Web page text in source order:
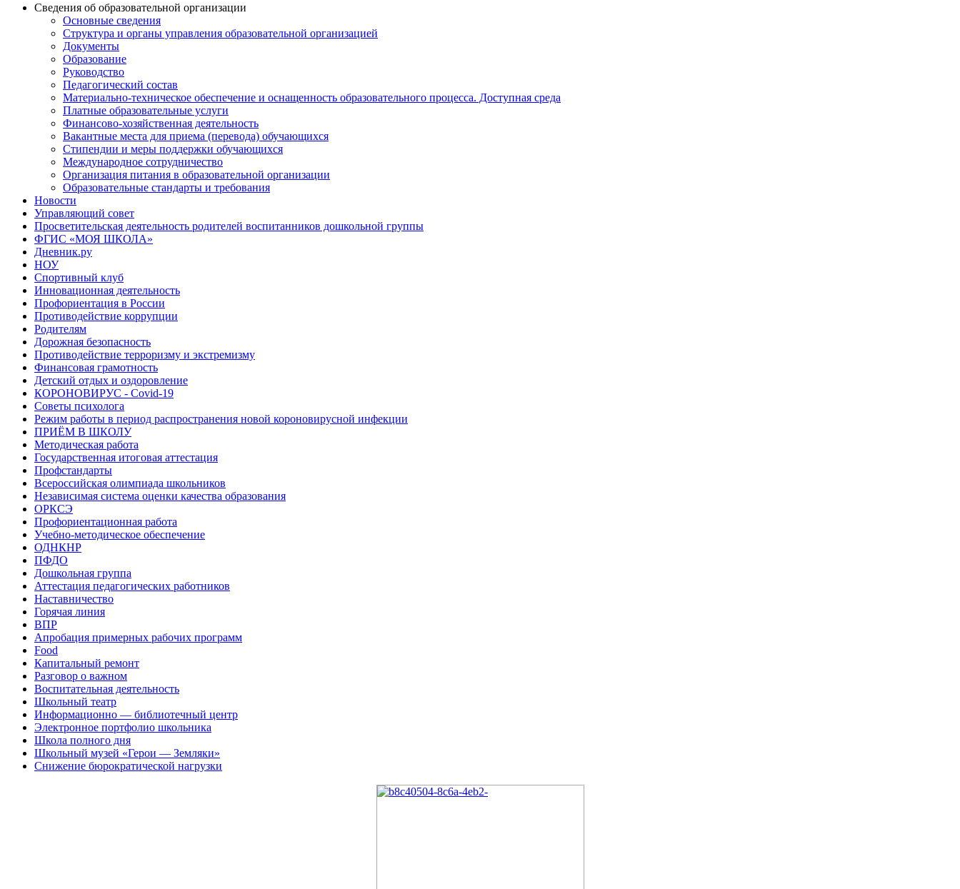
Сведения об образовательной организации
Основные сведения
Структура и органы управления образовательной организацией
Документы
Образование
Руководство
Педагогический состав
Материально-техническое обеспечение и оснащенность образовательного процесса. Доступная среда
Платные образовательные услуги
Финансово-хозяйственная деятельность
Вакантные места для приема (перевода) обучающихся
Стипендии и меры поддержки обучающихся
Международное сотрудничество
Организация питания в образовательной организации
Образовательные стандарты и требования
Новости
Управляющий совет
Просветительская деятельность родителей воспитанников дошкольной группы
ФГИС «МОЯ ШКОЛА»
Дневник.ру
НОУ
Спортивный клуб
Инновационная деятельность
Профориентация в России
Противодействие коррупции
Родителям
Дорожная безопасность
Противодействие терроризму и экстремизму
Финансовая грамотность
Детский отдых и оздоровление
КОРОНОВИРУС - Covid-19
Советы психолога
Режим работы в период распространения новой короновирусной инфекции
ПРИЁМ В ШКОЛУ
Методическая работа
Государственная итоговая аттестация
Профстандарты
Всероссийская олимпиада школьников
Независимая система оценки качества образования
ОРКСЭ
Профориентационная работа
Учебно-методическое обеспечение
ОДНКНР
ПФДО
Дошкольная группа
Аттестация педагогических работников
Наставничество
Горячая линия
ВПР
Апробация примерных рабочих программ
Food
Капитальный ремонт
Разговор о важном
Воспитательная деятельность
Школьный театр
Информационно — библиотечный центр
Электронное портфолио школьника
Школа полного дня
Школьный музей «Герои — Земляки»
Снижение бюрократической нагрузки